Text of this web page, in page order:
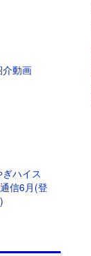
動画
ハイス
信6月(登